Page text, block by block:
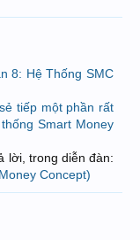
8: Hệ Thống SMC
tiếp một phần rất
Smart Money
lời, trong diễn đàn:
Concept)